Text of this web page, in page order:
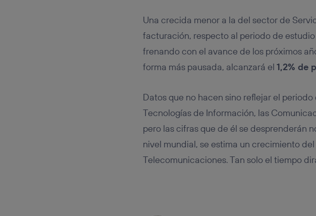
Una crecida menor a la del sector de
facturación, respecto al periodo de
frenando con el avance de los próximos
forma más pausada, alcanzará el 1,2% de
Datos que no hacen sino reflejar el
Tecnologías de Información, las
pero las cifras que de él se desprenderán
nivel mundial, se estima un crecimiento
Telecomunicaciones. Tan solo el tiempo